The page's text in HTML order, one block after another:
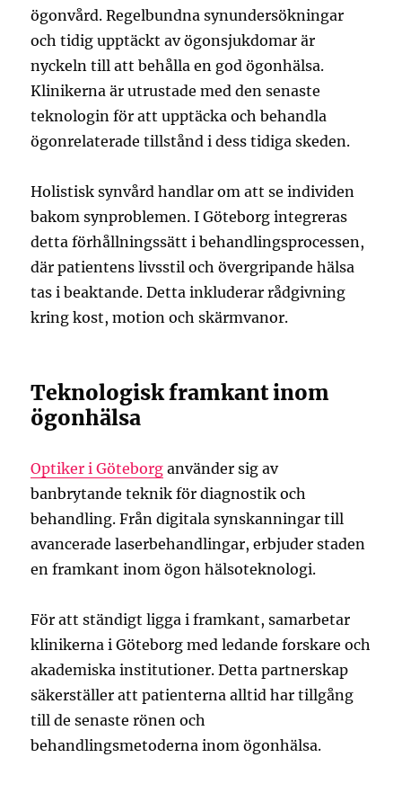
ögonvård. Regelbundna synundersökningar
och tidig upptäckt av ögonsjukdomar är
nyckeln till att behålla en god ögonhälsa.
Klinikerna är utrustade med den senaste
teknologin för att upptäcka och behandla
ögonrelaterade tillstånd i dess tidiga skeden.
Holistisk synvård handlar om att se individen
bakom synproblemen. I Göteborg integreras
detta förhållningssätt i behandlingsprocessen,
där patientens livsstil och övergripande hälsa
tas i beaktande. Detta inkluderar rådgivning
kring kost, motion och skärmvanor.
Teknologisk framkant inom
ögonhälsa
Optiker i Göteborg använder sig av
banbrytande teknik för diagnostik och
behandling. Från digitala synskanningar till
avancerade laserbehandlingar, erbjuder staden
en framkant inom ögon hälsoteknologi.
För att ständigt ligga i framkant, samarbetar
klinikerna i Göteborg med ledande forskare och
akademiska institutioner. Detta partnerskap
säkerställer att patienterna alltid har tillgång
till de senaste rönen och
behandlingsmetoderna inom ögonhälsa.